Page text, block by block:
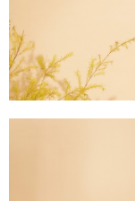
１．透過由恩沛科技
易，需依本服務之必要
權轉讓予恩沛科技股份
２．關於個人資料處理
https://aftee.tw/terms/
３．未成年的使用者請
４．使用「AFTEE先
時審查核予不同之上
５．嚴禁一人註冊多